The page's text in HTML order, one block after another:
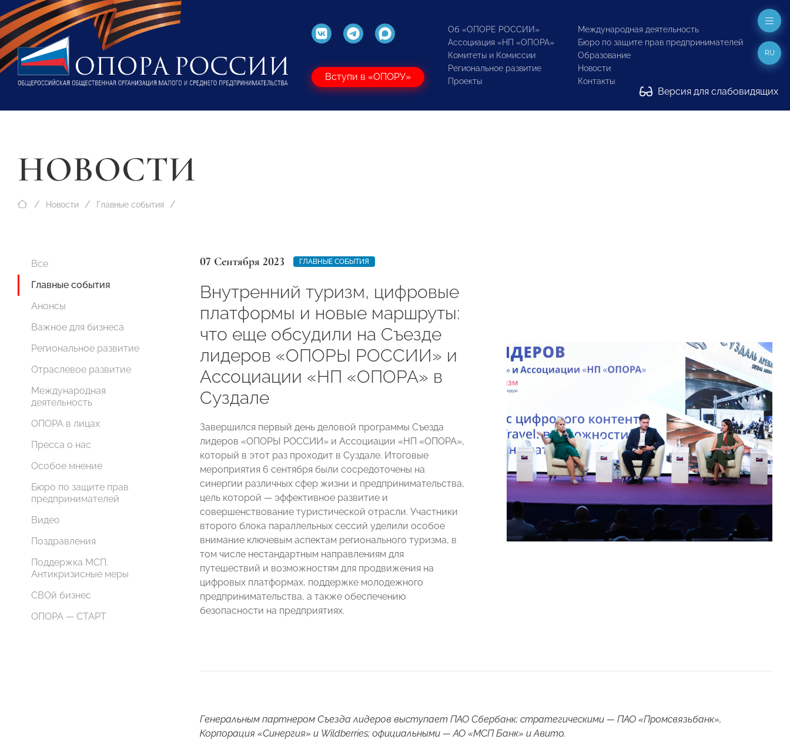
Вступи в «ОПОРУ»
Об «ОПОРЕ РОССИИ»
Ассоциация «НП «ОПОРА»
Комитеты и Комиссии
Региональное развитие
Проекты
Международная деятельность
Бюро по защите прав предпринимателей
Образование
Новости
Контакты
Версия для слабовидящих
RU
НОВОСТИ
Новости Главные события
Все
Главные события
Анонсы
Важное для бизнеса
Региональное развитие
Отраслевое развитие
Международная
деятельность
ОПОРА в лицах
Пресса о нас
Особое мнение
Бюро по защите прав
предпринимателей
Видео
Поздравления
Поддержка МСП.
Антикризисные меры
СВОй бизнес
ОПОРА — СТАРТ
07 Сентября 2023 ГЛАВНЫЕ СОБЫТИЯ
Внутренний туризм, цифровые
платформы и новые маршруты:
что еще обсудили на Съезде
лидеров «ОПОРЫ РОССИИ» и
Ассоциации «НП «ОПОРА» в
Суздале
Завершился первый день деловой программы Съезда
лидеров «ОПОРЫ РОССИИ» и Ассоциации «НП «ОПОРА»,
который в этот раз проходит в Суздале. Итоговые
мероприятия 6 сентября были сосредоточены на
синергии различных сфер жизни и предпринимательства,
цель которой — эффективное развитие и
совершенствование туристической отрасли. Участники
второго блока параллельных сессий уделили особое
внимание ключевым аспектам регионального туризма, в
том числе нестандартным направлениям для
путешествий и возможностям для продвижения на
цифровых платформах, поддержке молодежного
предпринимательства, а также обеспечению
безопасности на предприятиях.
Генеральным партнером Съезда лидеров выступает ПАО Сбербанк; стратегическими — ПАО «Промсвязьбанк»,
Корпорация «Синергия» и Wildberries; официальными — АО «МСП Банк» и Авито.